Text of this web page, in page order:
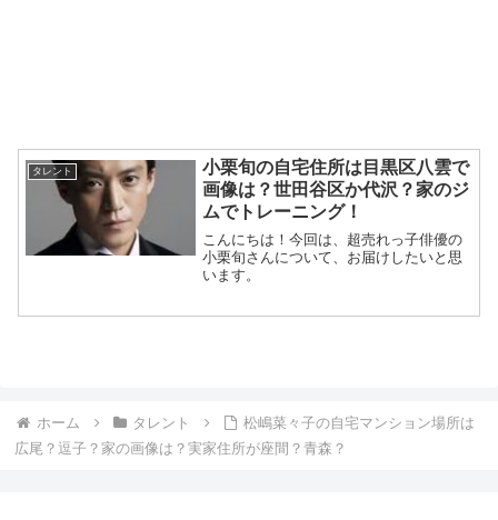
タレント
小栗旬の自宅住所は目黒区八雲で
画像は？世田谷区か代沢？家のジ
ムでトレーニング！
こんにちは！今回は、超売れっ子俳優の
小栗旬さんについて、お届けしたいと思
います。
ホーム タレント
松嶋菜々子の自宅マンション場所は
広尾？逗子？家の画像は？実家住所が座間？青森？